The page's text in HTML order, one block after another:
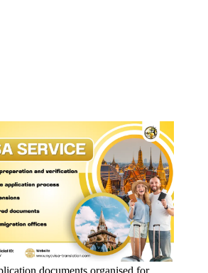
documents organised for